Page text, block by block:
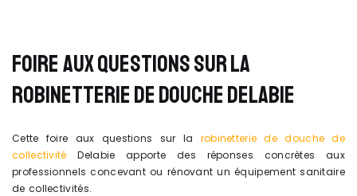
FOIRE AUX QUESTIONS SUR LA
ROBINETTERIE DE DOUCHE DELABIE
Cette foire aux questions sur la robinetterie de douche de
collectivité Delabie apporte des réponses concrètes aux
professionnels concevant ou rénovant un équipement sanitaire
de collectivités.